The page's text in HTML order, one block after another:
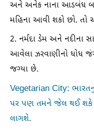
અને અનેક નાના આડબંધ
મહિના આવી શકો છો. તો
2. નર્મદા ડેમ અને નદીના
આવેલા ઝરવાણીનો ધોધ
જગ્યા છે.
Vegetarian City:
પર પણ તમને જેલ થઈ શકે
લાગશે.